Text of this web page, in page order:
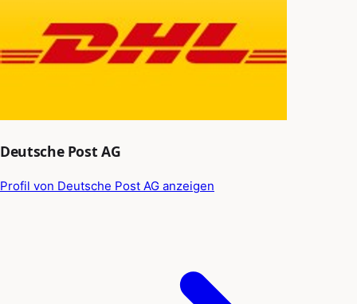
Deutsche Post AG
Profil von Deutsche Post AG anzeigen